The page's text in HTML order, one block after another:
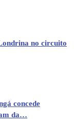
no circuito
concede
da…